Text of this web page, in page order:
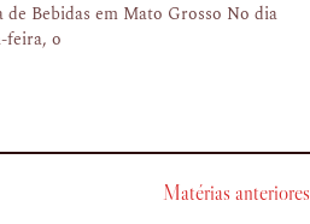
Bebidas em Mato Grosso No dia
feira, o
Matérias anteriores